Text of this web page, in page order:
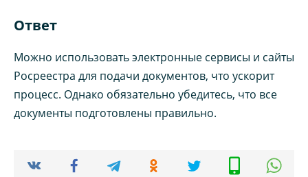
Ответ
Можно использовать электронные сервисы и сайты
Росреестра для подачи документов, что ускорит
процесс. Однако обязательно убедитесь, что все
документы подготовлены правильно.